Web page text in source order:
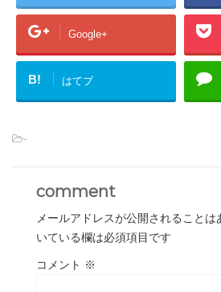
Google+
B! はてブ
-
comment
メールアドレスが公開されることは
いている欄は必須項目です
コメント ※